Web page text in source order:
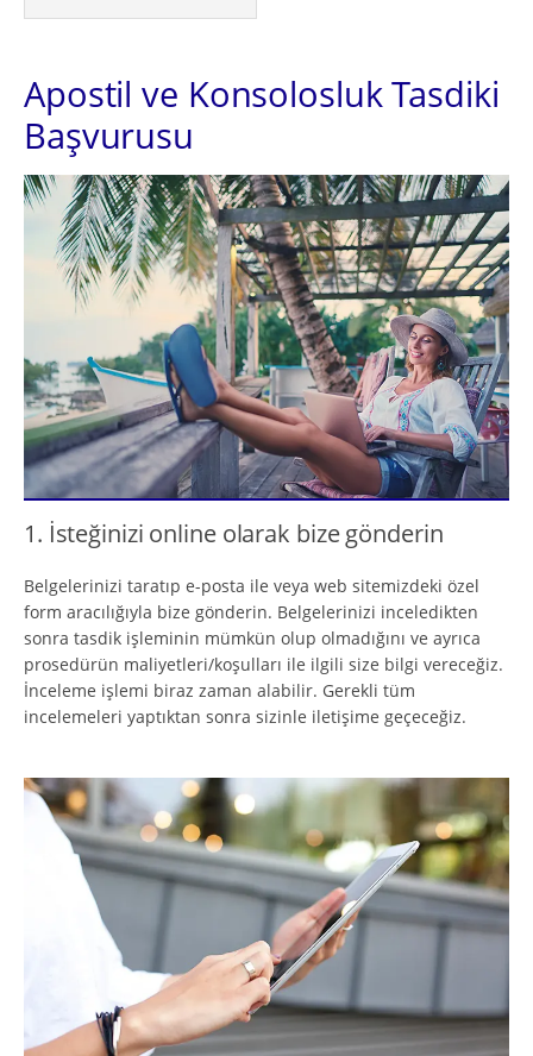
Apostil ve Konsolosluk Tasdiki
Başvurusu
1. İsteğinizi online olarak bize gönderin
Belgelerinizi taratıp e-posta ile veya web sitemizdeki özel
form aracılığıyla bize gönderin. Belgelerinizi inceledikten
sonra tasdik işleminin mümkün olup olmadığını ve ayrıca
prosedürün maliyetleri/koşulları ile ilgili size bilgi vereceğiz.
İnceleme işlemi biraz zaman alabilir. Gerekli tüm
incelemeleri yaptıktan sonra sizinle iletişime geçeceğiz.